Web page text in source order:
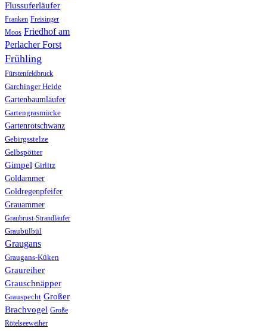
Flussuferläufer
Franken Freisinger
Moos Friedhof am
Perlacher Forst
Frühling
Fürstenfeldbruck
Garchinger Heide
Gartenbaumläufer
Gartengrasmücke
Gartenrotschwanz
Gebirgsstelze
Gelbspötter
Gimpel Girlitz
Goldammer
Goldregenpfeifer
Grauammer
Graubrust-Strandläufer
Graubülbül
Graugans
Graugans-Küken
Graureiher
Grauschnäpper
Grauspecht Großer
Brachvogel Große
Rötelseeweiher